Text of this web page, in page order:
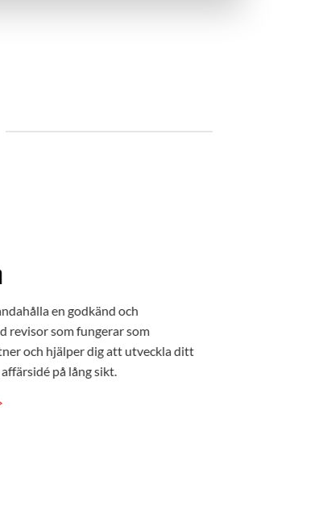
en godkänd och
revisor som fungerar som
och hjälper dig att utveckla ditt
på lång sikt.